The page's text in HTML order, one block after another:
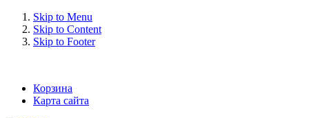
Skip to Menu
Skip to Content
Skip to Footer
Корзина
Карта сайта